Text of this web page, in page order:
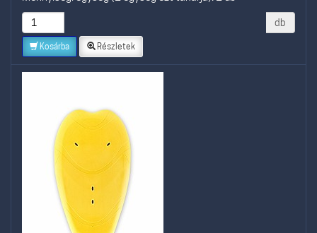
db
Kosárba Részletek